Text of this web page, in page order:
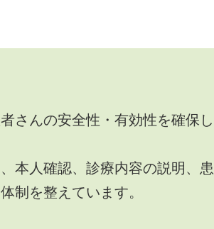
さんの安全性・有効性を確保し
本人確認、診療内容の説明、患
制を整えています。